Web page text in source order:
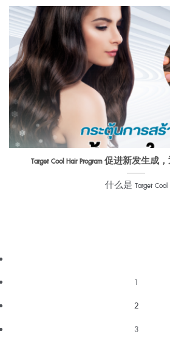
Target Cool Hair Program 促进新发生
什么是 Target Cool
1
2
3